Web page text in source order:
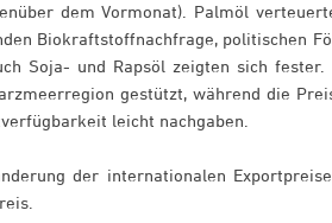
dem Vormonat). Palmöl
Biokraftstoffnachfrage, politischen
Soja- und Rapsöl zeigten sich fester.
gestützt, während die
leicht nachgaben.
der internationalen